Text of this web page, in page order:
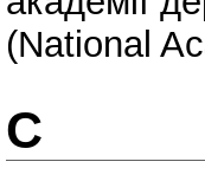
(National
С